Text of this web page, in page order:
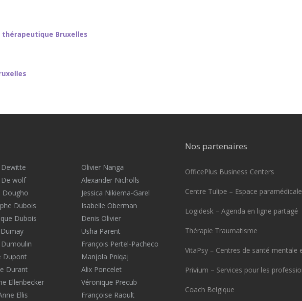
thérapeutique Bruxelles
De wolf
Dougho
Dubois
Dubois
Dumay
Dupont
Durant
Ellenbecker
Ellis
Olivier Nanga
Alexander Nicholls
Jessica Nikiema-Garel
Isabelle Oberman
Denis Olivier
Usha Parent
François Pertel-Pacheco
Manjola Pniqaj
Alix Poncelet
Véronique Precub
Françoise Raoult
Nos partenaires
OfficePlus Business Centers
Centre Tulipe – Espace
Logidesk – Agenda en ligne partagé
Thérapie Traumatisme
VitaPsy – Centres de santé mentale
Privium – Services pour les
Coach Belgique